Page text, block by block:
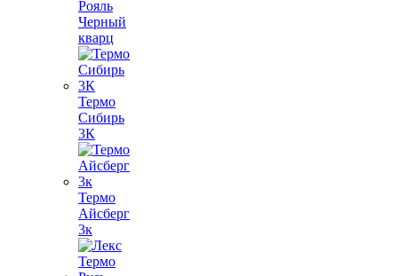
Рояль
Черный
кварц
Термо
Сибирь
3К
Термо
Айсберг
3к